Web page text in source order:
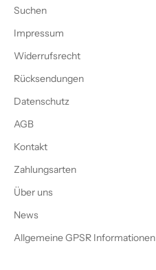
Suchen
Impressum
Widerrufsrecht
Rücksendungen
Datenschutz
AGB
Kontakt
Zahlungsarten
Über uns
News
Allgemeine GPSR Informationen